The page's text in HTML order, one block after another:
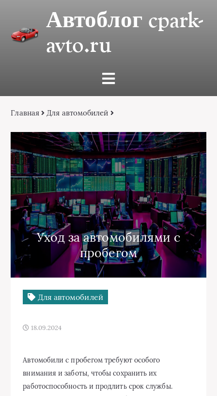
Автоблог cpark-
avto.ru
Главная Для автомобилей
Уход за автомобилями с
пробегом
Для автомобилей
18.09.2024
Автомобили с пробегом требуют особого
внимания и заботы, чтобы сохранить их
работоспособность и продлить срок службы.